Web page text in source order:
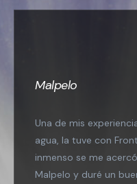
Malpelo
Una de mis
agua, la tuve con
inmenso se me
Malpelo y duré un